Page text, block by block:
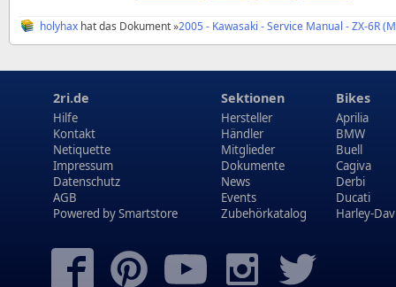
holyhax hat das Dokument »2005 - Kawasaki - Service Manual - ZX-6R
2ri.de
Hilfe
Kontakt
Netiquette
Impressum
Datenschutz
AGB
Powered bySmartstore
Sektionen
Hersteller
Händler
Mitglieder
Dokumente
News
Events
Zubehörkatalog
Bikes
Aprilia
BMW
Buell
Cagiva
Derbi
Ducati
Harley-